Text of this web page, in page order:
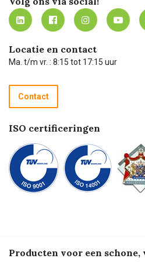
MVO
Mijn Carel Lurvink instructievideo's
Carel Lurvink App
Hulp op afstand
Technische dienst
Recycle programma
Betalen
Tevreden klanten
Carel Lurvink Blog
Carel de podcast
Locatie en contact
Ma. t/m vr. : 8:15 tot 17:15 uur
Contact
ISO certificeringen
Producten voor een schone,